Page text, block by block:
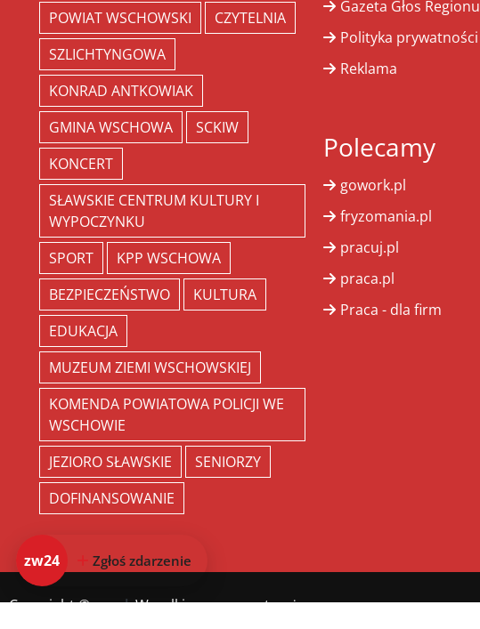
POWIAT WSCHOWSKI
CZYTELNIA
SZLICHTYNGOWA
KONRAD ANTKOWIAK
GMINA WSCHOWA
SCKIW
KONCERT
SŁAWSKIE CENTRUM KULTURY I
WYPOCZYNKU
SPORT
KPP WSCHOWA
BEZPIECZEŃSTWO
KULTURA
EDUKACJA
MUZEUM ZIEMI WSCHOWSKIEJ
KOMENDA POWIATOWA POLICJI WE
WSCHOWIE
JEZIORO SŁAWSKIE
SENIORZY
DOFINANSOWANIE
Gazeta Głos Regionu
Polityka prywatności
Reklama
Polecamy
gowork.pl
fryzomania.pl
pracuj.pl
praca.pl
Praca - dla firm
Copyright ©zw.pl. Wszelkie prawa zastrzeżone.
zw24 Zgłoś zdarzenie